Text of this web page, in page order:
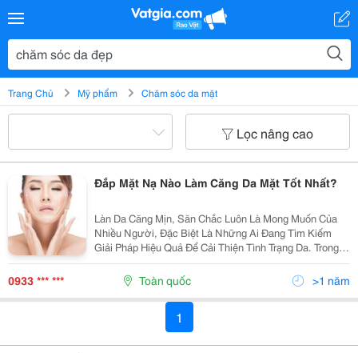
Trang Chủ Mỹ phẩm Chăm sóc da mặt
Lọc nâng cao
Đắp Mặt Nạ Nào Làm Căng Da Mặt Tốt Nhất?
Làn Da Căng Mịn, Săn Chắc Luôn Là Mong Muốn Của
Nhiều Người, Đặc Biệt Là Những Ai Đang Tìm Kiếm
Giải Pháp Hiệu Quả Để Cải Thiện Tình Trạng Da. Trong
Số Các Phương Pháp Chăm Sóc Da, Đắp Mặt Nạ Là
Một Trong Những Lựa Chọn Phổ Biến Và Hiệu Quả
Nhất. Vậy...
0933 *** *** Toàn quốc >1 năm
1